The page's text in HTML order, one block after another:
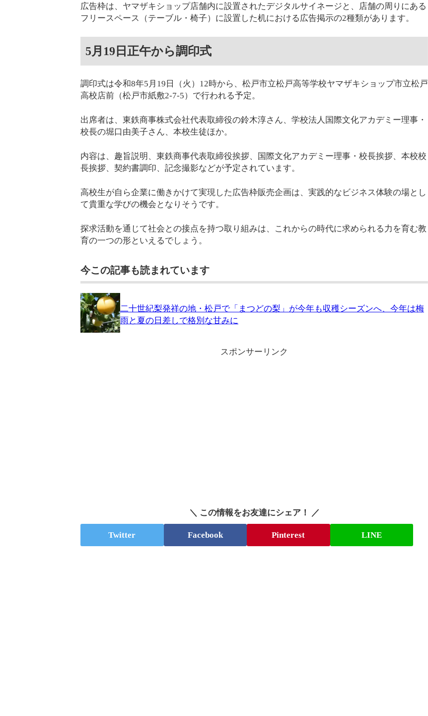
広告枠は、ヤマザキショップ店舗内に設置されたデジタルサイネージと、店舗の周りにある
フリースペース（テーブル・椅子）に設置した机における広告掲示の2種類があります。
5月19日正午から調印式
調印式は令和8年5月19日（火）12時から、松戸市立松戸高等学校ヤマザキショップ市立松戸
高校店前（松戸市紙敷2-7-5）で行われる予定。
出席者は、東鉄商事株式会社代表取締役の鈴木淳さん、学校法人国際文化アカデミー理事・
校長の堀口由美子さん、本校生徒ほか。
内容は、趣旨説明、東鉄商事代表取締役挨拶、国際文化アカデミー理事・校長挨拶、本校校
長挨拶、契約書調印、記念撮影などが予定されています。
高校生が自ら企業に働きかけて実現した広告枠販売企画は、実践的なビジネス体験の場とし
て貴重な学びの機会となりそうです。
探求活動を通じて社会との接点を持つ取り組みは、これからの時代に求められる力を育む教
育の一つの形といえるでしょう。
今この記事も読まれています
二十世紀梨発祥の地・松戸で「まつどの梨」が今年も収穫シーズンへ、今年は梅
雨と夏の日差しで格別な甘みに
スポンサーリンク
＼ この情報をお友達にシェア！ ／
Twitter Facebook Pinterest LINE